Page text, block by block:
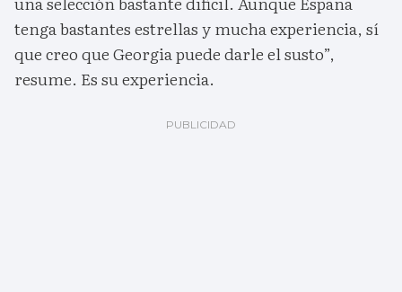
tenga bastantes estrellas y mucha experiencia, sí
que creo que Georgia puede darle el susto”,
resume. Es su experiencia.